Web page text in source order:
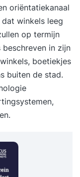
oriëntatiekanaal
winkels leeg
op termijn
in zijn
boetiekjes
buiten de stad.